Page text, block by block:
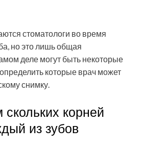
стоматологи во время
но это лишь общая
деле могут быть некоторые
которые врач может
снимку.
корней
из зубов